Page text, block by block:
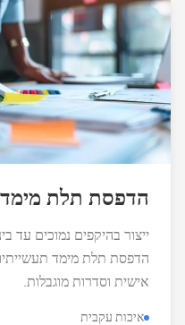
הדפסת תלת מימד
ייצור בהיקפים נמוכים עד
הדפסת תלת מימד
אישית וסדרות מוגבלות.
איכות עקבית